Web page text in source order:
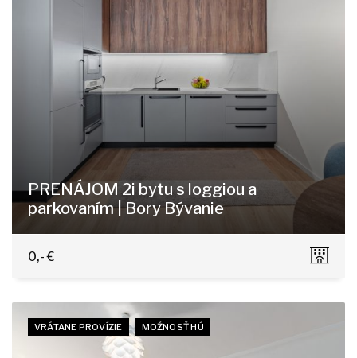
PRENÁJOM 2i bytu s loggiou a
parkovaním | Bory Bývanie
Dominika Tatarku 3, Bratislava-Lamač
0,- €
VRÁTANE PROVÍZIE MOŽNOSŤ HÚ